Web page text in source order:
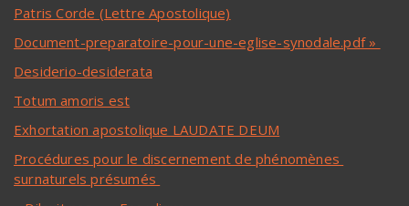
Patris Corde (Lettre Apostolique)
Document-preparatoire-pour-une-eglise-synodale.pdf »
Desiderio-desiderata
Totum amoris est
Exhortation apostolique LAUDATE DEUM
Procédures pour le discernement de phénomènes
surnaturels présumés